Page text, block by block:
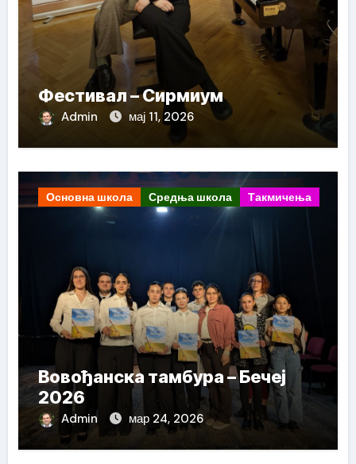
Фестивал – Сирмиум
Admin мај 11, 2026
Основна школа Средња школа Такмичења
Вовођанска тамбура – Бечеј
2026
Admin мар 24, 2026